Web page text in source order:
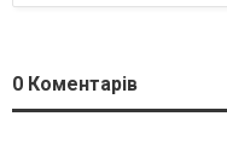
0 Коментарів